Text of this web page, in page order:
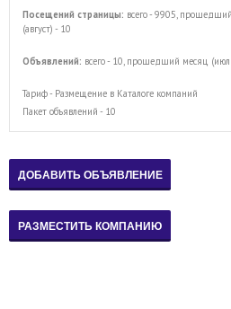
Посещений страницы: всего - 9905,
(август) - 10
Объявлений: всего - 10, прошедший месяц
Тариф - Размещение в Каталоге компаний
Пакет объявлений - 10